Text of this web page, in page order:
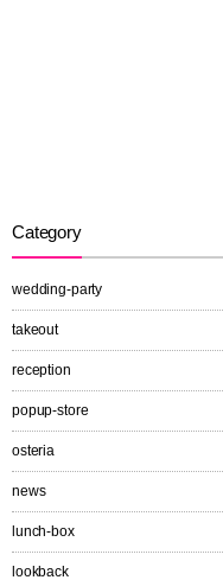
Category
wedding-party
takeout
reception
popup-store
osteria
news
lunch-box
lookback